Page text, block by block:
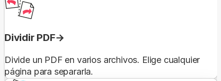
Dividir PDF
Divide un PDF en varios archivos. Elige cualquier
página para separarla.